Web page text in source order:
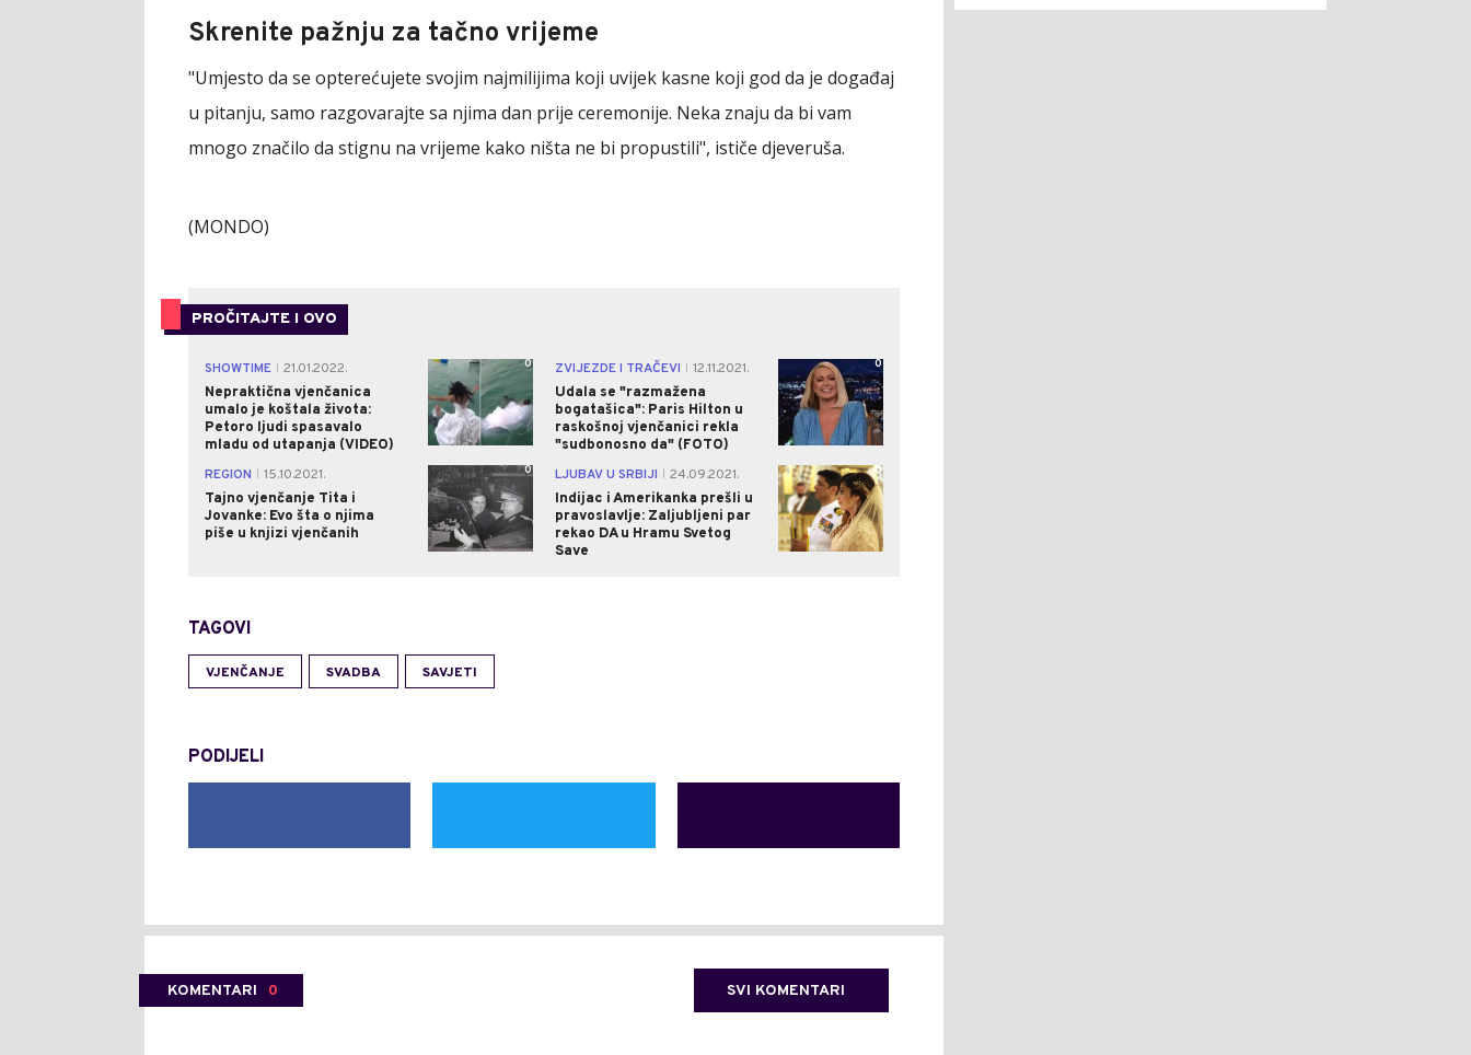
Skrenite pažnju za tačno vrijeme
"Umjesto da se opterećujete svojim najmilijima koji uvijek kasne koji god da je događaj
u pitanju, samo razgovarajte sa njima dan prije ceremonije. Neka znaju da bi vam
mnogo značilo da stignu na vrijeme kako ništa ne bi propustili", ističe djeveruša.
(MONDO)
PROČITAJTE I OVO
SHOWTIME
21.01.2022.
Nepraktična vjenčanica
umalo je koštala života:
Petoro ljudi spasavalo
mladu od utapanja (VIDEO)
0 ZVIJEZDE I TRAČEVI
12.11.2021.
Udala se "razmažena
bogatašica": Paris Hilton u
raskošnoj vjenčanici rekla
"sudbonosno da" (FOTO)
0
REGION
15.10.2021.
Tajno vjenčanje Tita i
Jovanke: Evo šta o njima
piše u knjizi vjenčanih
0 LJUBAV U SRBIJI
24.09.2021.
Indijac i Amerikanka prešli u
pravoslavlje: Zaljubljeni par
rekao DA u Hramu Svetog
Save
0
TAGOVI
VJENČANJE SVADBA SAVJETI
PODIJELI
KOMENTARI 0 SVI KOMENTARI